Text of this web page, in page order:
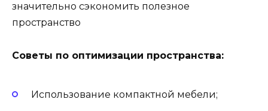
значительно сэкономить полезное
пространство
Советы по оптимизации пространства:
Использование компактной мебели;